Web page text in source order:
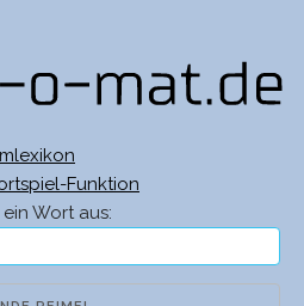
Funktion
Wort aus: